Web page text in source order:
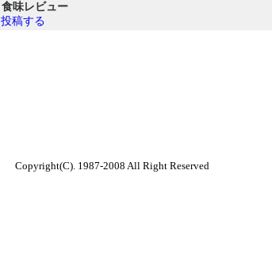
食味レビュー
投稿する
Copyright(C). 1987-2008 All Right Reserved